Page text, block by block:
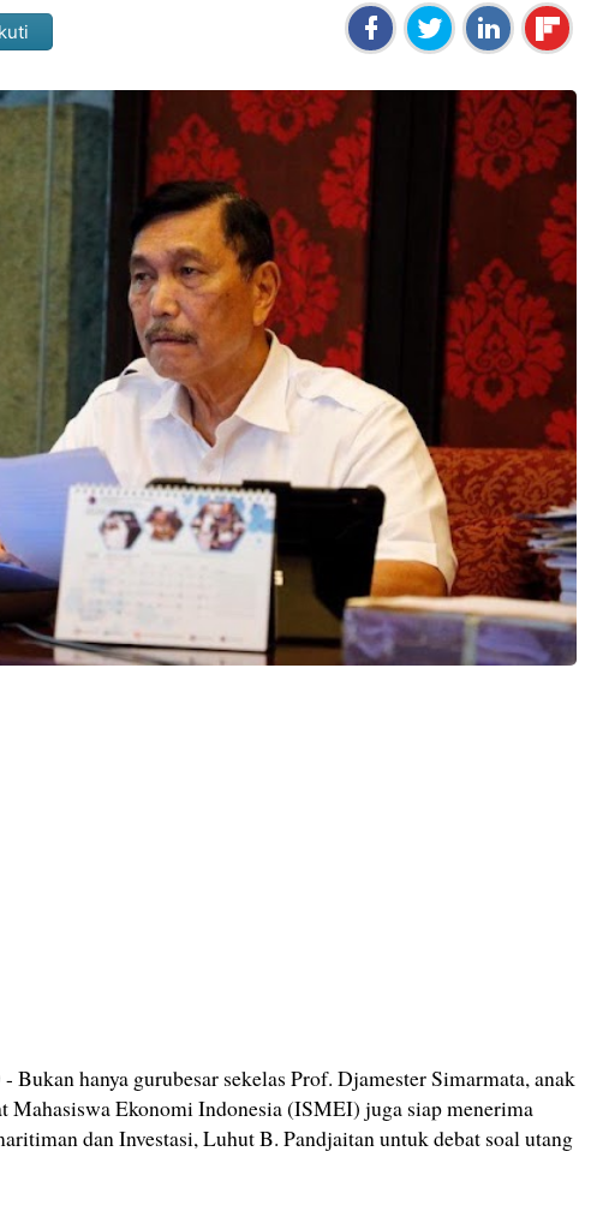
hanya gurubesar sekelas Prof. Djamester Simarmata, anak
Mahasiswa Ekonomi Indonesia (ISMEI) juga siap menerima
dan Investasi, Luhut B. Pandjaitan untuk debat soal utang